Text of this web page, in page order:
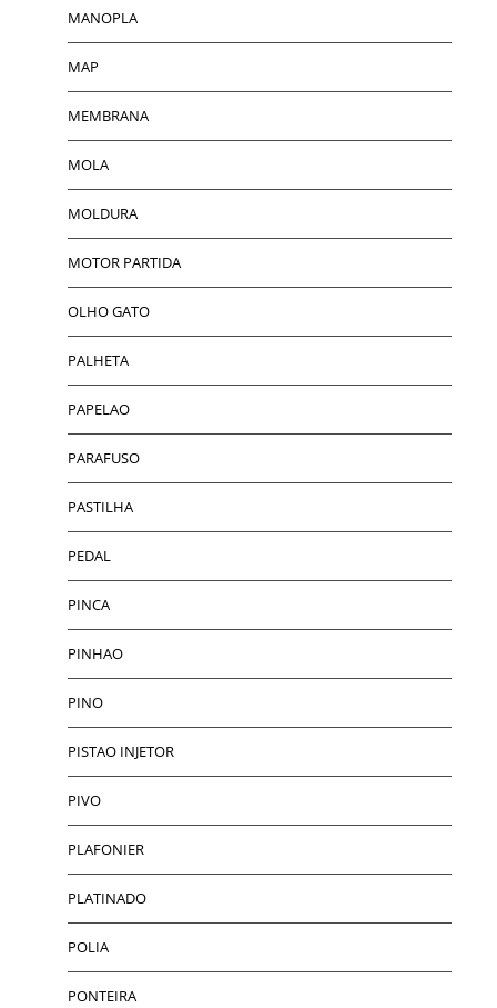
MANOPLA
MAP
MEMBRANA
MOLA
MOLDURA
MOTOR PARTIDA
OLHO GATO
PALHETA
PAPELAO
PARAFUSO
PASTILHA
PEDAL
PINCA
PINHAO
PINO
PISTAO INJETOR
PIVO
PLAFONIER
PLATINADO
POLIA
PONTEIRA